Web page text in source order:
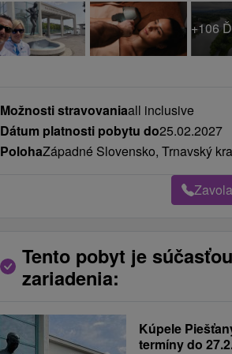
Možnosti stravovaniaall inclusive
Dátum platnosti pobytu do25.02.2027
PolohaZápadné Slovensko, Trnavský
Tento pobyt je
zariadenia:
Kúpele
termíny do